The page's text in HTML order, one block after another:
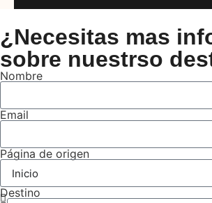
¿Necesitas mas
sobre nuestrso
Nombre
Email
Página de origen
Destino